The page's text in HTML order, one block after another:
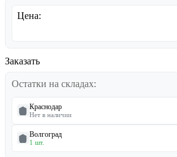
Цена:
Заказать
Остатки на складах:
Краснодар
Нет в наличии
Волгоград
1 шт.